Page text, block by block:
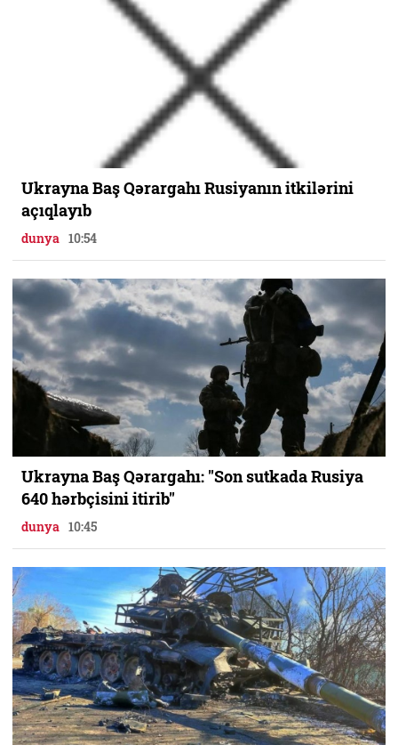
Ukrayna Baş Qərargahı Rusiyanın itkilərini
açıqlayıb
dunya 10:54
Ukrayna Baş Qərargahı: "Son sutkada Rusiya
640 hərbçisini itirib"
dunya 10:45